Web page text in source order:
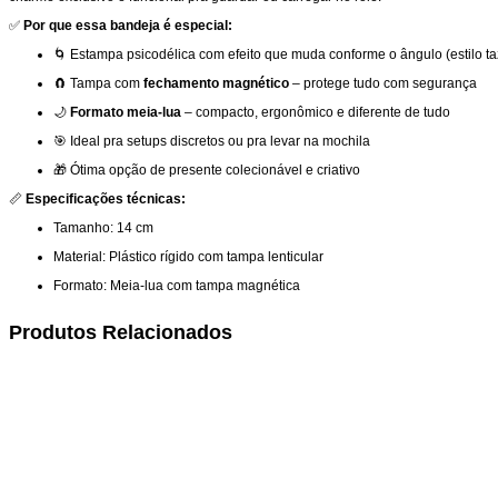
✅ Por que essa bandeja é especial:
🌀 Estampa psicodélica com efeito que muda conforme o ângulo (estilo
🧲 Tampa com fechamento magnético – protege tudo com segurança
🌙 Formato meia-lua – compacto, ergonômico e diferente de tudo
🎯 Ideal pra setups discretos ou pra levar na mochila
🎁 Ótima opção de presente colecionável e criativo
📏 Especificações técnicas:
Tamanho: 14 cm
Material: Plástico rígido com tampa lenticular
Formato: Meia-lua com tampa magnética
Produtos Relacionados